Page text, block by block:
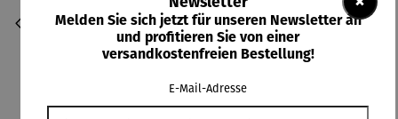
Melden Sie sich jetzt für unseren Newsletter an
und profitieren Sie von einer
versandkostenfreien Bestellung!
E-Mail-Adresse